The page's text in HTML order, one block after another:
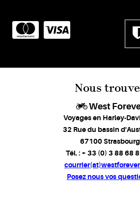
Nous
West
Voyages en Harley-
32 Rue du bassin
67100 Strasbourg
Tél. : + 33 (0) 3 88 68
Posez nous vos